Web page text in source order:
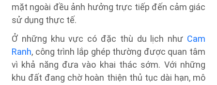
mặt ngoài đều ảnh hưởng trực tiếp đến cảm giác
sử dụng thực tế.
Ở những khu vực có đặc thù du lịch như Cam
Ranh, công trình lắp ghép thường được quan tâm
vì khả năng đưa vào khai thác sớm. Với những
khu đất đang chờ hoàn thiện thủ tục dài hạn, mô